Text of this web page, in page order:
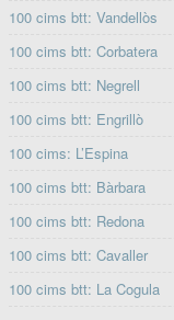
100 cims btt: Vandellòs
100 cims btt: Corbatera
100 cims btt: Negrell
100 cims btt: Engrillò
100 cims: L’Espina
100 cims btt: Bàrbara
100 cims btt: Redona
100 cims btt: Cavaller
100 cims btt: La Cogula